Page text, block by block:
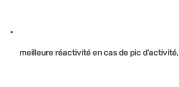
meilleure réactivité en cas de pic d’activité,